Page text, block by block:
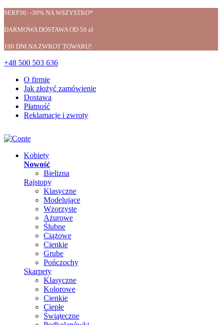
SERP30: -30% NA WSZYSTKO*
DARMOWA DOSTAWA OD 50 zł
100 DNI NA ZWROT TOWARU!
+48 500 503 636
O firmie
Jak złożyć zamówienie
Dostawa
Płatność
Reklamacje i zwroty
Kobiety
Nowość
Bielizna
Rajstopy
Klasyczne
Modelujące
Wzorzyste
Ażurowe
Ślubne
Ciążowe
Cienkie
Grube
Pończochy
Skarpety
Klasyczne
Kolorowe
Cienkie
Ciepłe
Świąteczne